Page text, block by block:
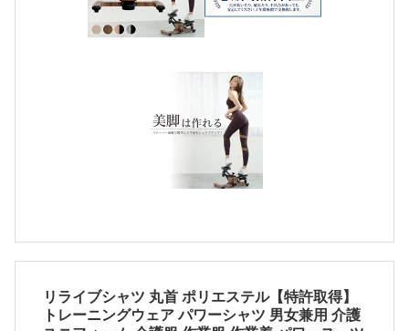
リライブシャツ 丸首 ポリエステル【特許取得】
トレーニングウェア パワーシャツ 男女兼用 介護